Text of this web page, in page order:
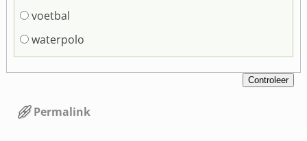
voetbal
waterpolo
Permalink